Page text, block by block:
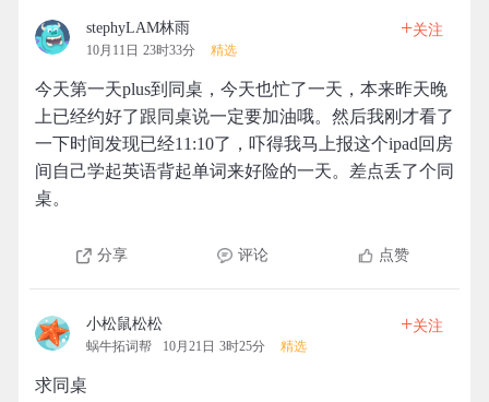
stephyLAM林雨
10月11日 23时33分 精选
+关注
今天第一天plus到同桌，今天也忙了一天，本来昨天晚
上已经约好了跟同桌说一定要加油哦。然后我刚才看了
一下时间发现已经11:10了，吓得我马上报这个ipad回房
间自己学起英语背起单词来好险的一天。差点丢了个同
桌。
分享 评论 点赞
小松鼠松松
蜗牛拓词帮 10月21日 3时25分 精选
+关注
求同桌